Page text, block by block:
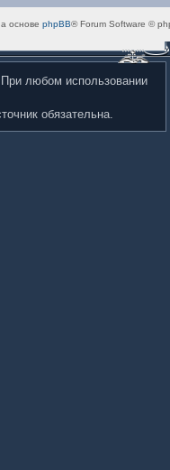
основе phpBB® Forum Software ©
любом использовании
обязательна.